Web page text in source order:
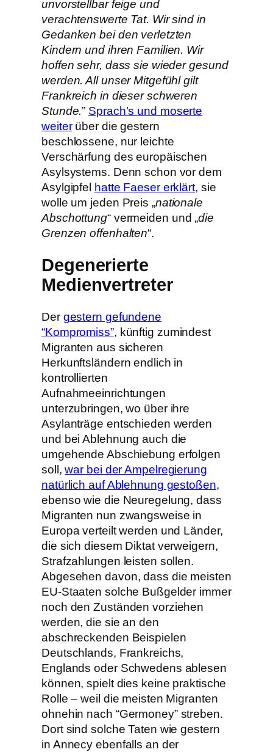
unvorstellbar feige und
verachtenswerte Tat. Wir sind in
Gedanken bei den verletzten
Kindern und ihren Familien. Wir
hoffen sehr, dass sie wieder gesund
werden. All unser Mitgefühl gilt
Frankreich in dieser schweren
Stunde.” Sprach’s und moserte
weiterüber die gestern
beschlossene, nur leichte
Verschärfung des europäischen
Asylsystems. Denn schon vor dem
Asylgipfel
hatte Faeser erklärt, sie
wolle um jeden Preis „nationale
Abschottung“ vermeiden und „die
Grenzen offenhalten“.
Degenerierte
Medienvertreter
Der gestern gefundene
“Kompromiss”, künftig zumindest
Migranten aus sicheren
Herkunftsländern endlich in
kontrollierten
Aufnahmeeinrichtungen
unterzubringen, wo über ihre
Asylanträge entschieden werden
und bei Ablehnung auch die
umgehende Abschiebung erfolgen
soll,war bei der Ampelregierung
natürlich auf Ablehnung gestoßen,
ebenso wie die Neuregelung, dass
Migranten nun zwangsweise in
Europa verteilt werden und Länder,
die sich diesem Diktat verweigern,
Strafzahlungen leisten sollen.
Abgesehen davon, dass die meisten
EU-Staaten solche Bußgelder immer
noch den Zuständen vorziehen
werden, die sie an den
abschreckenden Beispielen
Deutschlands, Frankreichs,
Englands oder Schwedens ablesen
können, spielt dies keine praktische
Rolle – weil die meisten Migranten
ohnehin nach “Germoney” streben.
Dort sind solche Taten wie gestern
in Annecy ebenfalls an der